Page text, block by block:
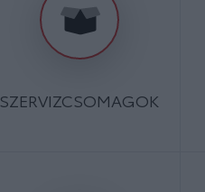
SZERVIZCSOMAGOK